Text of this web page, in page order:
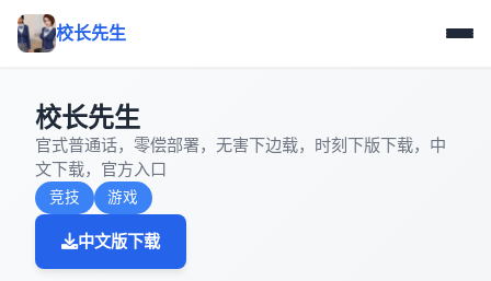
校长先生
校长先生
官式普通话，零偿部署，无害下边载，时刻下版下载，中
文下载，官方入口
竞技 游戏
中文版下载